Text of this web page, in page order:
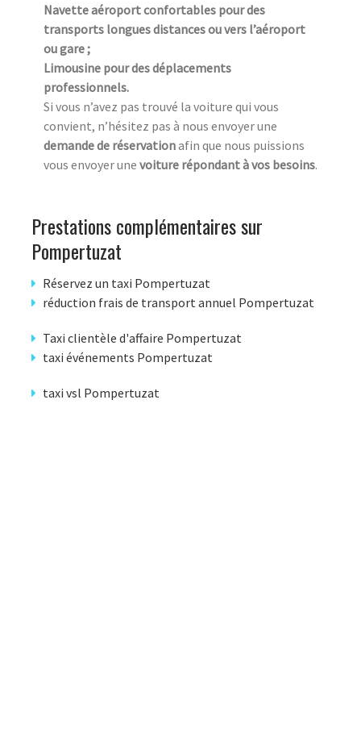
Navette aéroport confortables pour des
transports longues distances ou vers l’aéroport
ou gare ;
Limousine pour des déplacements
professionnels.
Si vous n’avez pas trouvé la voiture qui vous
convient, n’hésitez pas à nous envoyer une
demande de réservationafin que nous puissions
vous envoyer une voiture répondant à vos besoins.
Prestations complémentaires sur
Pompertuzat
Réservez un taxi Pompertuzat
réduction frais de transport annuel Pompertuzat
Taxi clientèle d'affaire Pompertuzat
taxi événements Pompertuzat
taxi vsl Pompertuzat